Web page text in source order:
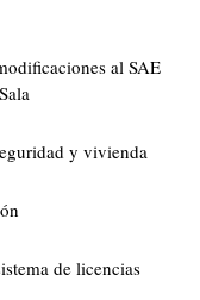
al SAE
y vivienda
de licencias